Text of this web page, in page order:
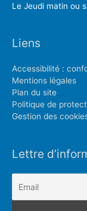
Le Jeudi matin ou
Liens
Accessibilité :
Mentions légales
Plan du site
Politique de
Gestion des
Lettre